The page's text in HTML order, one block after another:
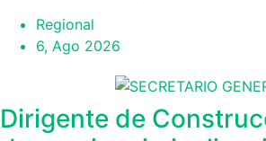
Regional
6, Ago 2026
Dirigente de